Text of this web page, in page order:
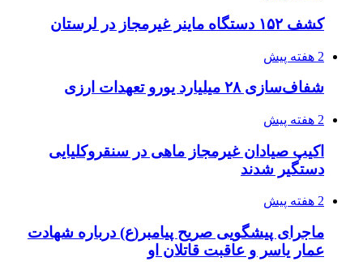
3 هفته پیش
در سیستان و بلوچستان
3 هفته پیش
زلزله ۵.۷ ریشتری بار دیگر حوالی کوزران
کرمانشاه را لرزاند
3 هفته پیش
انفجارهای شدید پایتخت اوکراین را به لرزه درآورد
3 هفته پیش